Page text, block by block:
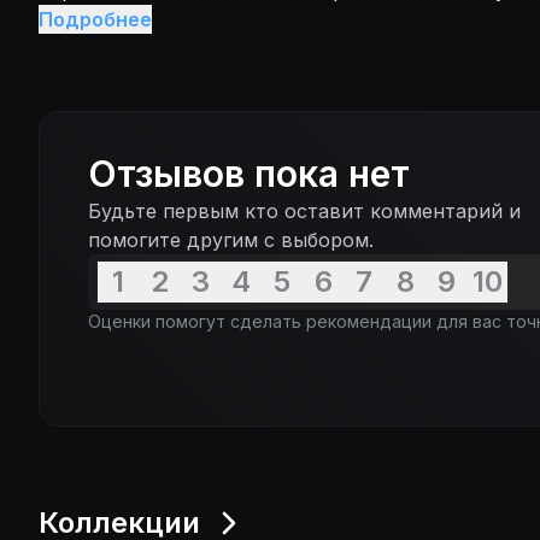
Экстравагантный взгляд на жизнь и творчество
Подробнее
Отзывов пока нет
Будьте первым кто оставит комментарий и
помогите другим с выбором.
1 2 3 4 5 6 7 8 9 10
Оценки помогут сделать рекомендации для вас
Коллекции